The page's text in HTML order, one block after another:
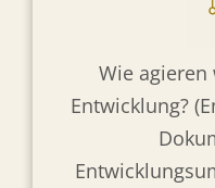
Wie
Entwicklung?